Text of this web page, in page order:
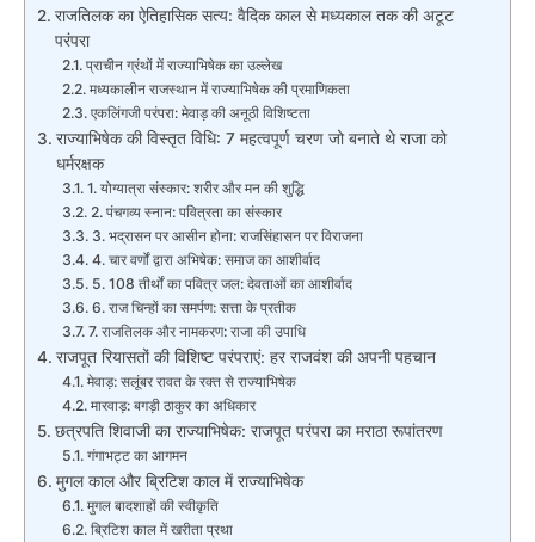
राजतिलक का ऐतिहासिक सत्य: वैदिक काल से मध्यकाल तक की अटूट
परंपरा
प्राचीन ग्रंथों में राज्याभिषेक का उल्लेख
मध्यकालीन राजस्थान में राज्याभिषेक की प्रमाणिकता
एकलिंगजी परंपरा: मेवाड़ की अनूठी विशिष्टता
राज्याभिषेक की विस्तृत विधि: 7 महत्वपूर्ण चरण जो बनाते थे राजा को
धर्मरक्षक
1. योग्यात्रा संस्कार: शरीर और मन की शुद्धि
2. पंचगव्य स्नान: पवित्रता का संस्कार
3. भद्रासन पर आसीन होना: राजसिंहासन पर विराजना
4. चार वर्णों द्वारा अभिषेक: समाज का आशीर्वाद
5. 108 तीर्थों का पवित्र जल: देवताओं का आशीर्वाद
6. राज चिन्हों का समर्पण: सत्ता के प्रतीक
7. राजतिलक और नामकरण: राजा की उपाधि
राजपूत रियासतों की विशिष्ट परंपराएं: हर राजवंश की अपनी पहचान
मेवाड़: सलूंबर रावत के रक्त से राज्याभिषेक
मारवाड़: बगड़ी ठाकुर का अधिकार
छत्रपति शिवाजी का राज्याभिषेक: राजपूत परंपरा का मराठा रूपांतरण
गंगाभट्ट का आगमन
मुगल काल और ब्रिटिश काल में राज्याभिषेक
मुगल बादशाहों की स्वीकृति
ब्रिटिश काल में खरीता प्रथा